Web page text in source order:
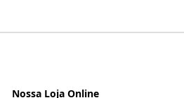
Nossa Loja Online